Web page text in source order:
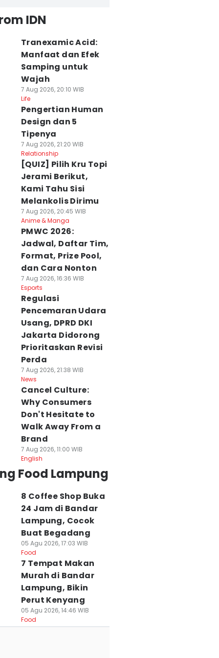
IDN
Tranexamic Acid:
Manfaat dan Efek
Samping untuk
Wajah
7 Aug 2026, 20:10 WIB
Life
Pengertian Human
Design dan 5
Tipenya
7 Aug 2026, 21:20 WIB
Relationship
[QUIZ] Pilih Kru Topi
Jerami Berikut,
Kami Tahu Sisi
Melankolis Dirimu
7 Aug 2026, 20:45 WIB
Anime & Manga
PMWC 2026:
Jadwal, Daftar Tim,
Format, Prize Pool,
dan Cara Nonton
7 Aug 2026, 16:36 WIB
Esports
Regulasi
Pencemaran Udara
Usang, DPRD DKI
Jakarta Didorong
Prioritaskan Revisi
Perda
7 Aug 2026, 21:38 WIB
News
Cancel Culture:
Why Consumers
Don't Hesitate to
Walk Away From a
Brand
7 Aug 2026, 11:00 WIB
English
Food Lampung
8 Coffee Shop Buka
24 Jam di Bandar
Lampung, Cocok
Buat Begadang
05 Agu 2026, 17:03 WIB
Food
7 Tempat Makan
Murah di Bandar
Lampung, Bikin
Perut Kenyang
05 Agu 2026, 14:46 WIB
Food